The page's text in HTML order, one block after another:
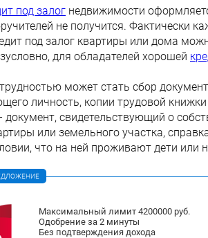
под залог недвижимости
не получится. Фактически
под залог квартиры или дома
для обладателей хорошей
может стать сбор
личность, копии трудовой
свидетельствующий о
или земельного участка,
что на ней проживают дети или
Максимальный лимит 4200000 руб.
Одобрение за 2 минуты
Без подтверждения дохода